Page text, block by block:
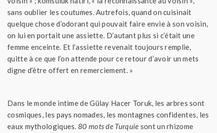
sans oublier les coutumes. Autrefois, quand on cuisinait
quelque chose d’odorant qui pouvait faire envie à son voisin,
on lui en portait une assiette. D’autant plus si c’était une
femme enceinte. Et l’assiette revenait toujours remplie,
quitte à ce que l’on attende pour ce retour d’avoir un mets
digne d’être offert en remerciement. »
Dans le monde intime de Gülay Hacer Toruk, les arbres sont
cosmiques, les pays nomades, les montagnes confidentes, les
eaux mythologiques.80 mots de Turquie sont un rhizome